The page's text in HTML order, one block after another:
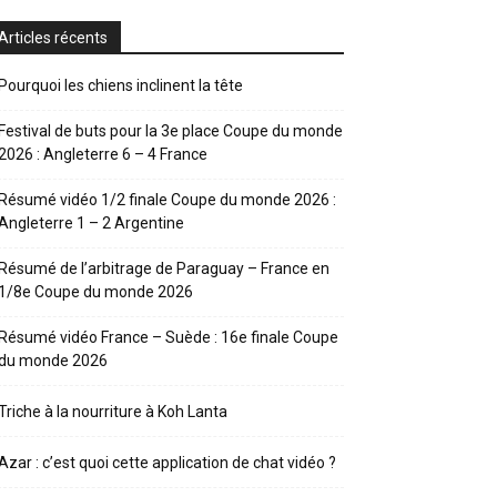
récents
les chiens inclinent la tête
de buts pour la 3e place Coupe du monde
: Angleterre 6 – 4 France
vidéo 1/2 finale Coupe du monde 2026 :
1 – 2 Argentine
de l’arbitrage de Paraguay – France en
8e Coupe du monde 2026
vidéo France – Suède : 16e finale Coupe
monde 2026
à la nourriture à Koh Lanta
: c’est quoi cette application de chat vidéo ?